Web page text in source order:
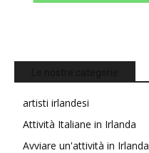
artisti irlandesi
Attività Italiane in Irlanda
Avviare un'attività in Irlanda